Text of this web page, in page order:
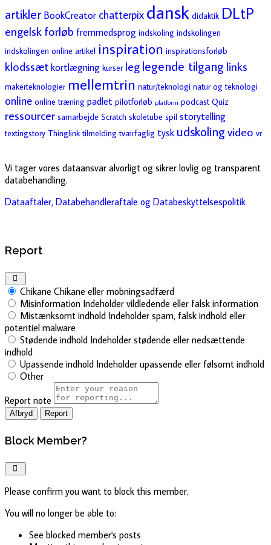
artikler BookCreator chatterpix dansk didaktik DLtP
engelsk forløb fremmedsprog indskoling indskolingen
indskolingen online artikel inspiration inspirationsforløb
klodssætkortlægning kurser leg legende tilgang links
makerteknologier mellemtrin natur/teknologi natur og teknologi
online online træning padlet pilotforløb platform podcast Quiz
ressourcer samarbejde Scratch skoletube spil storytelling
textingstory Thinglink tilmelding tværfaglig tysk udskoling video vr
Vi tager vores dataansvar alvorligt og sikrer lovlig og transparent
databehandling.
Dataaftaler, Databehandleraftale og Databeskyttelsespolitik
Report
Chikane Chikane eller mobningsadfærd
Misinformation Indeholder vildledende eller falsk information
Mistænksomt indhold Indeholder spam, falsk indhold eller
potentiel malware
Stødende indhold Indeholder stødende eller nedsættende
indhold
Upassende indhold Indeholder upassende eller følsomt indhold
Other
Report note
Report
Block Member?
Please confirm you want to block this member.
You will no longer be able to:
See blocked member's posts